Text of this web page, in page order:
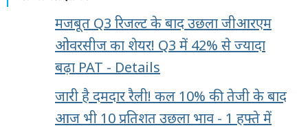
मजबूत Q3 रिजल्ट के बाद उछला जीआरएम
ओवरसीज का शेयर! Q3 में 42% से ज्यादा
बढ़ा PAT - Details
जारी है दमदार रैली! कल 10% की तेजी के बाद
आज भी 10 प्रतिशत उछला भाव - 1 हफ्ते में